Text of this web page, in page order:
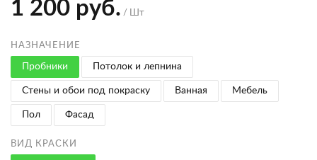
1 200 руб. / Шт
НАЗНАЧЕНИЕ
Пробники Потолок и лепнина
Стены и обои под покраску Ванная Мебель
Пол Фасад
ВИД КРАСКИ